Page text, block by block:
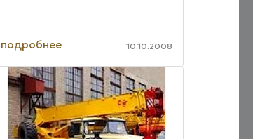
которых изначально ...
подробнее 10.10.2008